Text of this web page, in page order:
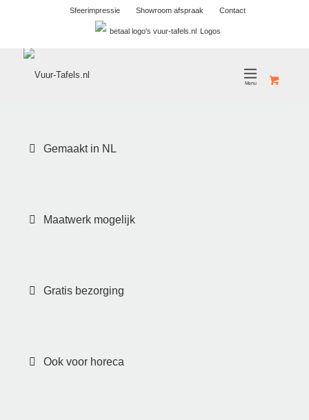
Sfeerimpressie Showroom afspraak Contact
Logos
Gemaakt in NL
Maatwerk mogelijk
Gratis bezorging
Ook voor horeca